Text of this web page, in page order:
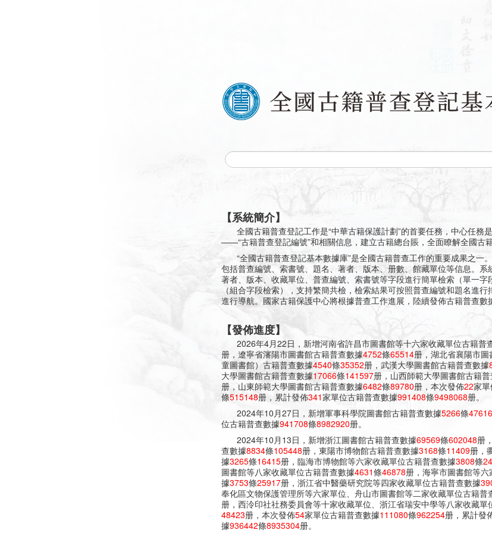
【系統簡介】
全國古籍普查登記工作是“中華古籍保護計劃”的首要任務，中心任務
——“古籍普查登記編號”和相關信息，建立古籍總台賬，全面瞭解全國古籍
“全國古籍普查登記基本數據庫”是全國古籍普查工作的重要成果之一
包括普查編號、索書號、題名、著者、版本、册數、館藏單位等信息。系
著者、版本、收藏單位、普查編號、索書號等字段進行簡單檢索（單一字
（組合字段檢索），支持繁簡共檢，檢索結果可按照普查編號和題名進
進行導航。國家古籍保護中心將根據普查工作進展，陸續發佈古籍普查數
【發佈進度】
2026年4月22日，新增河南省許昌市圖書館等十六家收藏單位古籍普
册，遼寧省瀋陽市圖書館古籍普查數據4752條65514册，湖北省襄陽市
童圖書館）古籍普查數據4540條35352册，武漢大學圖書館古籍普查數據
大學圖書館古籍普查數據17066條141597册，山西師範大學圖書館古籍
册，山東師範大學圖書館古籍普查數據6482條89780册，本次發佈22家
條515148册，累計發佈341家單位古籍普查數據991408條9498068册。
2024年10月27日，新增軍事科學院圖書館古籍普查數據5266條47616
位古籍普查數據941708條8982920册。
2024年10月13日，新增浙江圖書館古籍普查數據69569條602048册
查數據8834條105448册，東陽市博物館古籍普查數據3168條11409册，
據3265條16415册，臨海市博物館等六家收藏單位古籍普查數據3808條
圖書館等八家收藏單位古籍普查數據4631條46878册，海寧市圖書館等
據3753條25917册，浙江省中醫藥研究院等四家收藏單位古籍普查數據
奉化區文物保護管理所等六家單位、舟山市圖書館等二家收藏單位古籍普
册，西泠印社社務委員會等十家收藏單位、浙江省瑞安中學等八家收藏單
48423册，本次發佈54家單位古籍普查數據111080條962254册，累計發
據936442條8935304册。